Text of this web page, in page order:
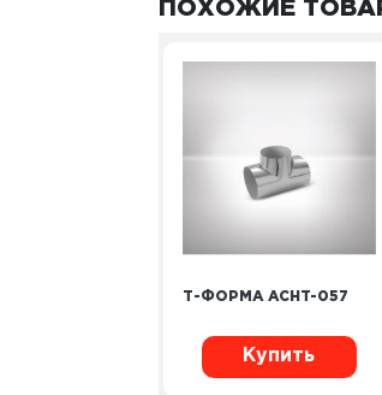
ПОХОЖИЕ
Т-ФОРМА ACHT-057
Купить